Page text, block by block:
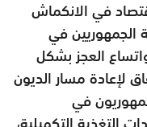
في الانكماش
الجمهوريين في
العجز بشكل
لإعادة مسار الديون
في